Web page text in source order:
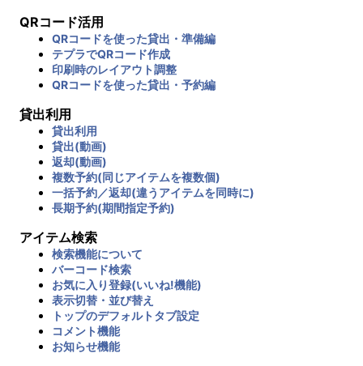
QRコード活用
QRコードを使った貸出・準備編
テプラでQRコード作成
印刷時のレイアウト調整
QRコードを使った貸出・予約編
貸出利用
貸出利用
貸出(動画)
返却(動画)
複数予約(同じアイテムを複数個)
一括予約／返却(違うアイテムを同時に)
長期予約(期間指定予約)
アイテム検索
検索機能について
バーコード検索
お気に入り登録(いいね!機能)
表示切替・並び替え
トップのデフォルトタブ設定
コメント機能
お知らせ機能